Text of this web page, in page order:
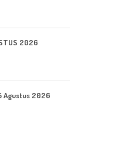
2026
Agustus 2026